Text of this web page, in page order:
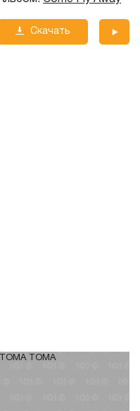
Скачать
into my heart.
to make me stop.